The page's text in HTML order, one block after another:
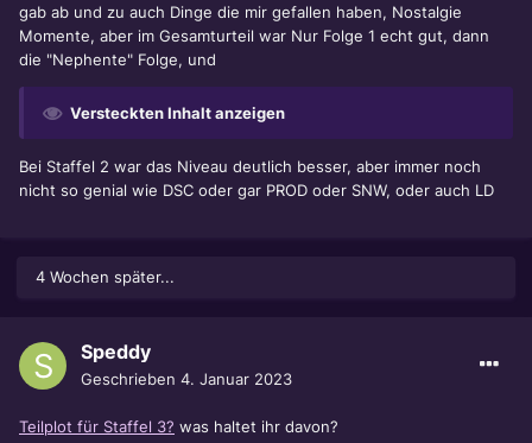
gab ab und zu auch Dinge die mir gefallen haben, Nostalgie
Momente, aber im Gesamturteil war Nur Folge 1 echt gut, dann
die "Nephente" Folge, und
Versteckten Inhalt anzeigen
Bei Staffel 2 war das Niveau deutlich besser, aber immer noch
nicht so genial wie DSC oder gar PROD oder SNW, oder auch LD
4 Wochen später...
Speddy
Geschrieben 4. Januar 2023
Teilplot für Staffel 3? was haltet ihr davon?